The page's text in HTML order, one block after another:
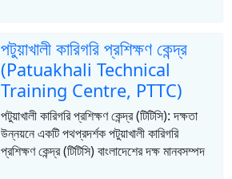
পটুয়াখালী কারিগরি প্রশিক্ষণ কেন্দ্র
(Patuakhali Technical
Training Centre, PTTC)
পটুয়াখালী কারিগরি প্রশিক্ষণ কেন্দ্র (টিটিসি): দক্ষতা
উন্নয়নে একটি পথপ্রদর্শক পটুয়াখালী কারিগরি
প্রশিক্ষণ কেন্দ্র (টিটিসি) বাংলাদেশের দক্ষ মানবসম্পদ